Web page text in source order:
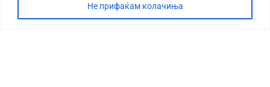
Не прифаќам колачиња